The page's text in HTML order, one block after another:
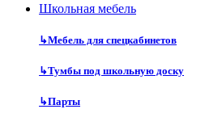
Школьная мебель
↳Мебель для спецкабинетов
↳Тумбы под школьную доску
↳Парты